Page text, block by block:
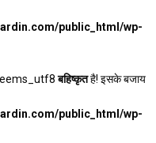
public_html/wp-
बहिष्कृतहै! इसके बजाय
public_html/wp-